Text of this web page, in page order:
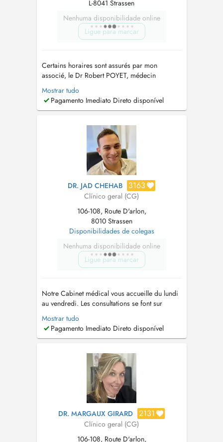
L-8041 Strassen
Nenhuma disponibilidade online
Ligue para marcar
Certains horaires sont assurés par mon
associé, le Dr Robert POYET, médecin
généraliste. PARKING: 2 places disponibles sur
votre droite face à la résidence. Délégués
Médicaux: Merci de nous appeler pour
Mostrar tudo
Pagamento Imediato Direto disponível
DR. JAD CHEHAB 3163
Clínico geral (CG)
106-108, Route D'arlon,
8010 Strassen
Disponibilidades de colegas
Nenhuma disponibilidade online
Ligue para marcar
Notre Cabinet médical vous accueille du lundi
au vendredi. Les consultations se font sur
rendez vous :+352 28805195 Notre cabinet
est situé en rez-de-chaussée et dispose d'un
accès facile. Des places de parking disponible
devant l'entrée du cabin...
Mostrar tudo
Pagamento Imediato Direto disponível
DR. MARGAUX GIRARD 2131
Clínico geral (CG)
106-108, Route D'arlon,